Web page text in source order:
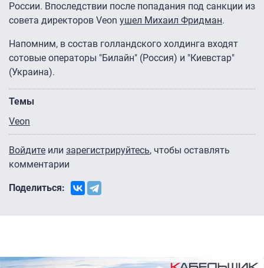
России. Впоследствии после попадания под санкции из
совета директоров Veon ушел Михаил Фридман.
Напомним, в состав голландского холдинга входят
сотовые операторы "Билайн" (Россия) и "Киевстар"
(Украина).
Темы
Veon
Войдите или зарегистрируйтесь, чтобы оставлять
комментарии
Поделиться: